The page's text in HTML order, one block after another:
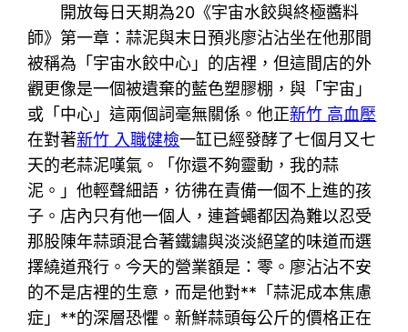
開放每日天期為20《宇宙水餃與終極醬料
師》第一章：蒜泥與末日預兆廖沾沾坐在他那間
被稱為「宇宙水餃中心」的店裡，但這間店的外
觀更像是一個被遺棄的藍色塑膠棚，與「宇宙」
或「中心」這兩個詞毫無關係。他正新竹 高血壓
在對著新竹 入職健檢一缸已經發酵了七個月又七
天的老蒜泥嘆氣。「你還不夠靈動，我的蒜
泥。」他輕聲細語，彷彿在責備一個不上進的孩
子。店內只有他一個人，連蒼蠅都因為難以忍受
那股陳年蒜頭混合著鐵鏽與淡淡絕望的味道而選
擇繞道飛行。今天的營業額是：零。廖沾沾不安
的不是店裡的生意，而是他對**「蒜泥成本焦慮
症」**的深層恐懼。新鮮蒜頭每公斤的價格正在